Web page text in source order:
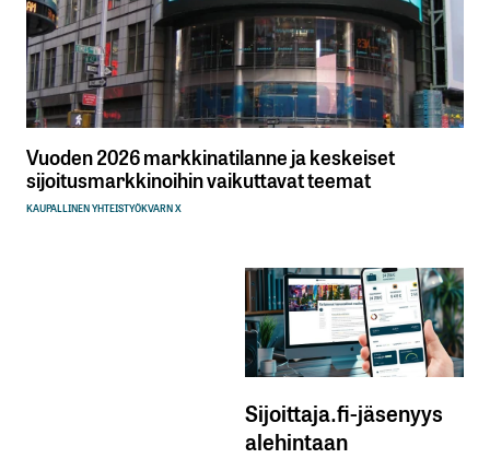
Vuoden 2026 markkinatilanne ja keskeiset
sijoitusmarkkinoihin vaikuttavat teemat
KAUPALLINEN YHTEISTYÖKVARN X
Sijoittaja.fi-jäsenyys
alehintaan